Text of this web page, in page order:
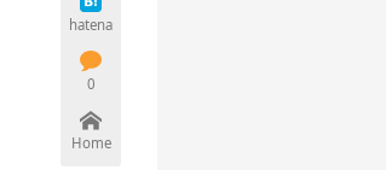
hatena
0
Home